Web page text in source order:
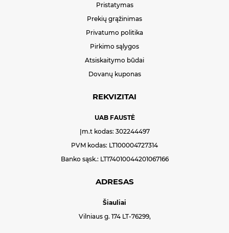
Pristatymas
Prekių grąžinimas
Privatumo politika
Pirkimo sąlygos
Atsiskaitymo būdai
Dovanų kuponas
REKVIZITAI
UAB FAUSTĖ
Įm.t kodas: 302244497
PVM kodas: LT100004727314
Banko sąsk.: LT174010044201067166
ADRESAS
Šiauliai
Vilniaus g. 174 LT-76299,